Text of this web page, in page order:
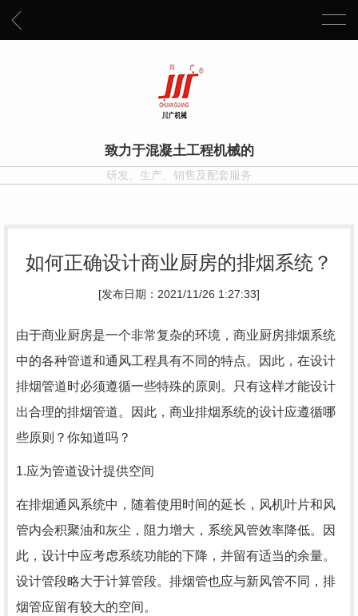
致力于混凝土工程机械的
研发、生产、销售及配套服务
如何正确设计商业厨房的排烟系统？
[发布日期：2021/11/26 1:27:33]
由于商业厨房是一个非常复杂的环境，商业厨房排烟系统
中的各种管道和通风工程具有不同的特点。因此，在设计
排烟管道时必须遵循一些特殊的原则。只有这样才能设计
出合理的排烟管道。因此，商业排烟系统的设计应遵循哪
些原则？你知道吗？
1.应为管道设计提供空间
在排烟通风系统中，随着使用时间的延长，风机叶片和风
管内会积聚油和灰尘，阻力增大，系统风管效率降低。因
此，设计中应考虑系统功能的下降，并留有适当的余量。
设计管段略大于计算管段。排烟管也应与新风管不同，排
烟管应留有较大的空间。